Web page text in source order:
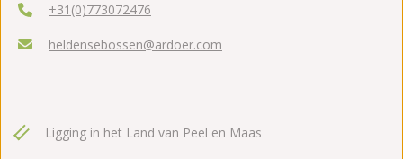
+31(0)773072476
heldensebossen@ardoer.com
Ligging in het Land van Peel en Maas